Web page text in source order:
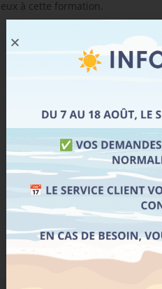
à cette formation.